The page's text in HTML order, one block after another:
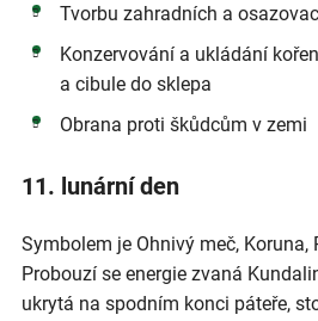
Tvorbu zahradních a
Konzervování a ukládání
a cibule do sklepa
Obrana proti škůdcům v zemi
11. lunární den
Symbolem je Ohnivý meč, Koruna,
Probouzí se energie zvaná
ukrytá na spodním konci páteře,